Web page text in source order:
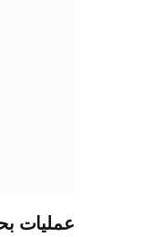
عمليات